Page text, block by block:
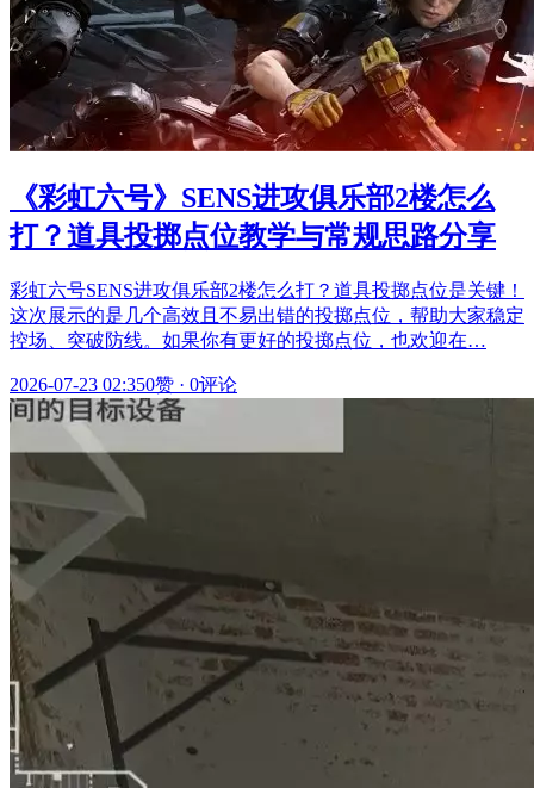
《彩虹六号》SENS进攻俱乐部2楼怎么
打？道具投掷点位教学与常规思路分享
彩虹六号SENS进攻俱乐部2楼怎么打？道具投掷点位是关键！
这次展示的是几个高效且不易出错的投掷点位，帮助大家稳定
控场、突破防线。如果你有更好的投掷点位，也欢迎在…
2026-07-23 02:350赞 · 0评论